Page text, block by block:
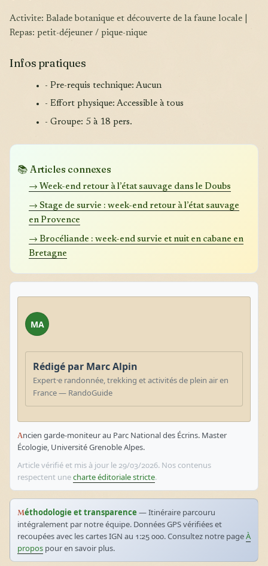
Activite: Balade botanique et découverte de la faune locale |
Repas: petit-déjeuner / pique-nique
Infos pratiques
- Pre-requis technique: Aucun
- Effort physique: Accessible à tous
- Groupe: 5 à 18 pers.
📚 Articles connexes
→ Week-end retour à l’état sauvage dans le Doubs
→ Stage de survie : week-end retour à l’état sauvage
en Provence
→ Brocéliande : week-end survie et nuit en cabane en
Bretagne
MA
Rédigé par Marc Alpin
Expert·e randonnée, trekking et activités de plein air en
France — RandoGuide
Ancien garde-moniteur au Parc National des Écrins. Master
Écologie, Université Grenoble Alpes.
Article vérifié et mis à jour le 29/03/2026. Nos contenus
respectent unecharte éditoriale stricte.
Méthodologie et transparence — Itinéraire parcouru
intégralement par notre équipe. Données GPS vérifiées et
recoupées avec les cartes IGN au 1:25 000. Consultez notre pageÀ
propos pour en savoir plus.